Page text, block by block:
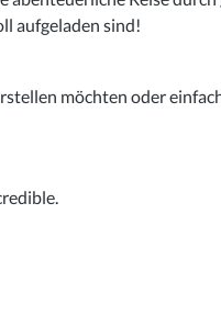
aufgeladen sind!
möchten oder